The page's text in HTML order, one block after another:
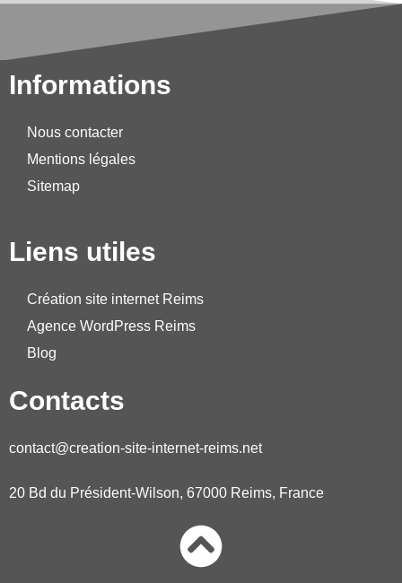
Informations
Nous contacter
Mentions légales
Sitemap
Liens utiles
Création site internet Reims
Agence WordPress Reims
Blog
Contacts
contact@creation-site-internet-reims.net
20 Bd du Président-Wilson, 67000 Reims, France